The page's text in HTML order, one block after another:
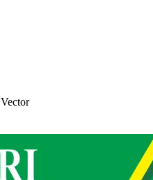
Vector